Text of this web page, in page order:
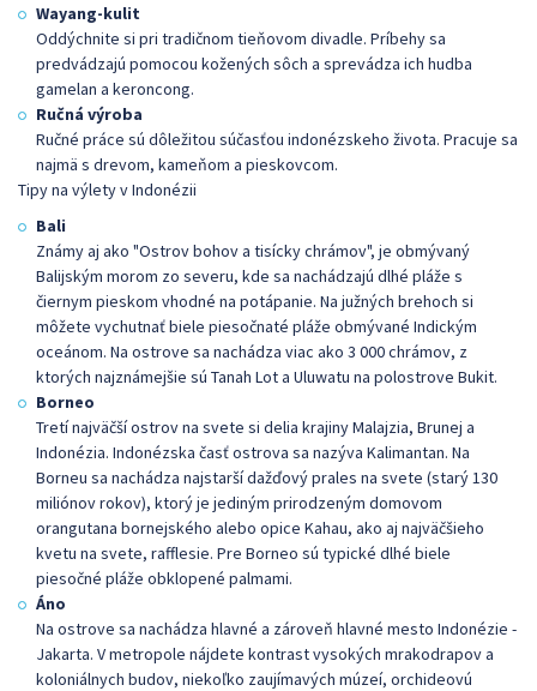
Wayang-kulit
Oddýchnite si pri tradičnom tieňovom divadle. Príbehy sa
predvádzajú pomocou kožených sôch a sprevádza ich hudba
gamelan a keroncong.
Ručná výroba
Ručné práce sú dôležitou súčasťou indonézskeho života. Pracuje sa
najmä s drevom, kameňom a pieskovcom.
Tipy na výlety v Indonézii
Bali
Známy aj ako "Ostrov bohov a tisícky chrámov", je obmývaný
Balijským morom zo severu, kde sa nachádzajú dlhé pláže s
čiernym pieskom vhodné na potápanie. Na južných brehoch si
môžete vychutnať biele piesočnaté pláže obmývané Indickým
oceánom. Na ostrove sa nachádza viac ako 3 000 chrámov, z
ktorých najznámejšie sú Tanah Lot a Uluwatu na polostrove Bukit.
Borneo
Tretí najväčší ostrov na svete si delia krajiny Malajzia, Brunej a
Indonézia. Indonézska časť ostrova sa nazýva Kalimantan. Na
Borneu sa nachádza najstarší dažďový prales na svete (starý 130
miliónov rokov), ktorý je jediným prirodzeným domovom
orangutana bornejského alebo opice Kahau, ako aj najväčšieho
kvetu na svete, rafflesie. Pre Borneo sú typické dlhé biele
piesočné pláže obklopené palmami.
Áno
Na ostrove sa nachádza hlavné a zároveň hlavné mesto Indonézie -
Jakarta. V metropole nájdete kontrast vysokých mrakodrapov a
koloniálnych budov, niekoľko zaujímavých múzeí, orchideovú